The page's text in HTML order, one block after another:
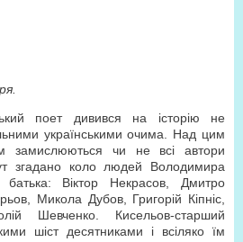
поет дивився на історію не
українськими очима. Над цим
замислюються чи не всі автори
згадано коло людей Володимира
батька: Віктор Некрасов, Дмитро
Микола Дубов, Григорій Кіпніс,
Шевченко. Кисельов-старший
шіст десятниками і всіляко їм